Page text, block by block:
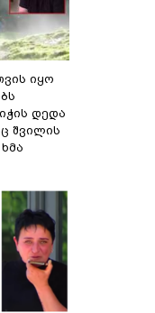
იყო
დედა
შვილის